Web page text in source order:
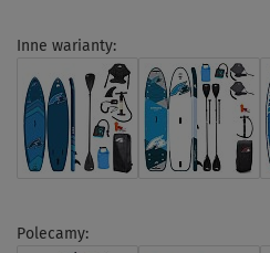
Inne warianty:
Polecamy: